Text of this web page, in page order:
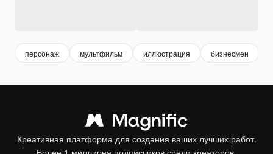
персонаж мультфильм иллюстрация бизнесмен
Креативная платформа для создания ваших лучших работ.